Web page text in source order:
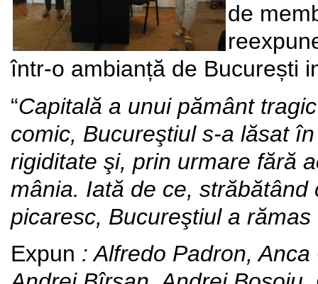
de
într-o ambianță de București
“Capitală a unui pământ
comic, Bucureştiul s-a lăsat
rigiditate şi, prin urmare fără
mânia. Iată de ce,
picaresc, Bucureştiul a rămas
Expun : Alfredo Padron,